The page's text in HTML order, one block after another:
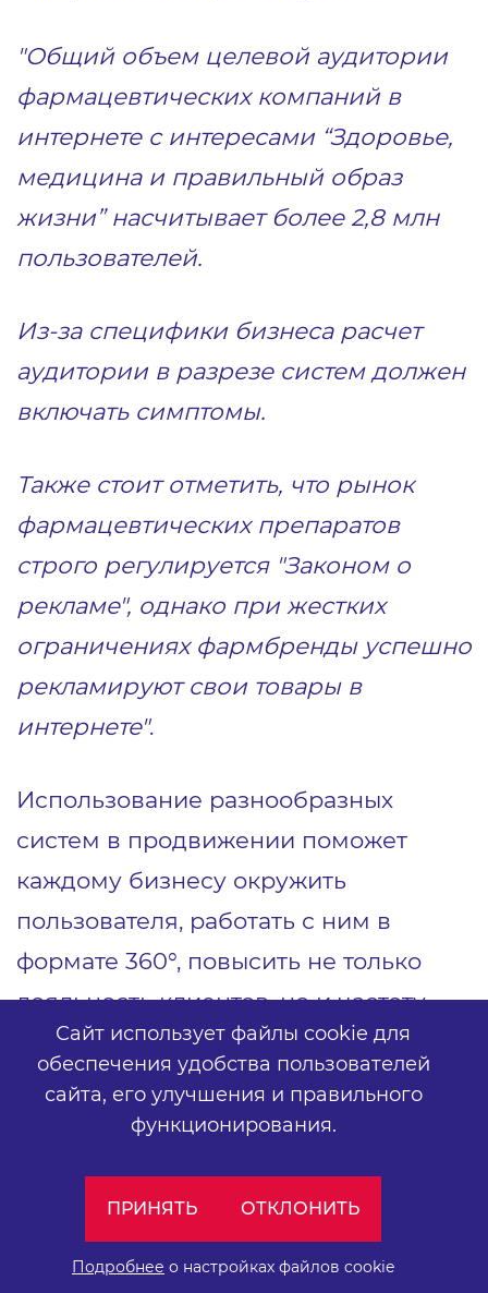
"Общий объем целевой аудитории
фармацевтических компаний в
интернете с интересами “Здоровье,
медицина и правильный образ
жизни” насчитывает более 2,8 млн
пользователей.
Из-за специфики бизнеса расчет
аудитории в разрезе систем должен
включать симптомы.
Также стоит отметить, что рынок
фармацевтических препаратов
строго регулируется "Законом о
рекламе", однако при жестких
ограничениях фармбренды успешно
рекламируют свои товары в
интернете".
Использование разнообразных
систем в продвижении поможет
каждому бизнесу окружить
пользователя, работать с ним в
формате 360°, повысить не только
лояльность клиентов, но и частоту
совершения покупки.
Кейсы, исследования и
полезные материалы
Сайт использует файлы cookie для
обеспечения удобства пользователей
сайта, его улучшения и правильного
функционирования.
ПРИНЯТЬ ОТКЛОНИТЬ
Подробнее о настройках файлов cookie